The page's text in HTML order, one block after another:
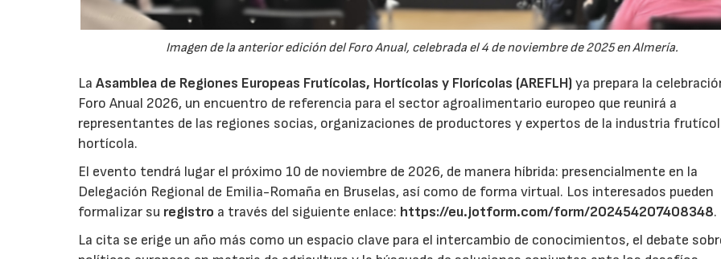
Imagen de la anterior edición del Foro Anual, celebrada el 4 de noviembre de 2025 en Almería.
LaAsamblea de Regiones Europeas Frutícolas, Hortícolas y Florícolas (AREFLH)ya prepara la
Foro Anual 2026, un encuentro de referencia para el sector agroalimentario europeo que reunirá a
representantes de las regiones socias, organizaciones de productores y expertos de la industria
hortícola.
El evento tendrá lugar el próximo 10 de noviembre de 2026, de manera híbrida: presencialmente en la
Delegación Regional de Emilia-Romaña en Bruselas, así como de forma virtual. Los interesados pueden
formalizar su registro a través del siguiente enlace: https://eu.jotform.com/form/202454207408348.
La cita se erige un año más como un espacio clave para el intercambio de conocimientos, el debate